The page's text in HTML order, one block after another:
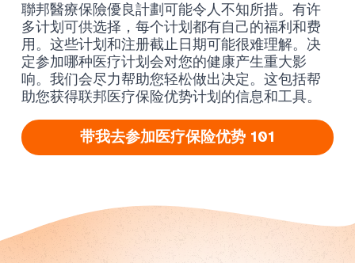
聯邦醫療保險優良計劃可能令人不知所措。有许
多计划可供选择，每个计划都有自己的福利和费
用。这些计划和注册截止日期可能很难理解。决
定参加哪种医疗计划会对您的健康产生重大影
响。我们会尽力帮助您轻松做出决定。这包括帮
助您获得联邦医疗保险优势计划的信息和工具。
带我去参加医疗保险优势 101